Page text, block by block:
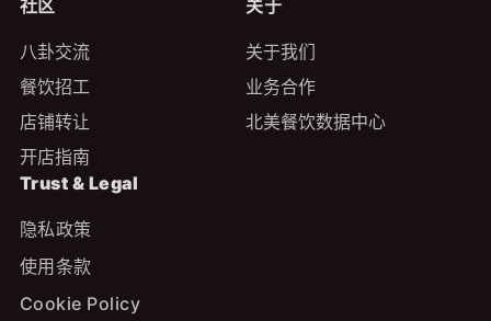
社区
八卦交流
餐饮招工
店铺转让
开店指南
关于
关于我们
业务合作
北美餐饮数据中心
Trust & Legal
隐私政策
使用条款
Cookie Policy